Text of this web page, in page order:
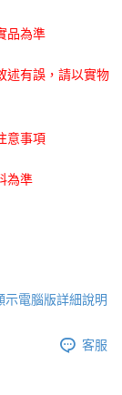
品為準
述有誤，請以實物
意事項
為準
示電腦版詳細說明
客服